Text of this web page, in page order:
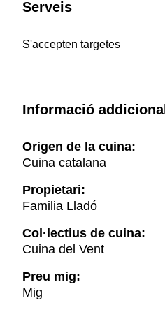
Serveis
S'accepten targetes
Informació addicional
Origen de la cuina:
Cuina catalana
Propietari:
Familia Lladó
Col·lectius de cuina:
Cuina del Vent
Preu mig:
Mig